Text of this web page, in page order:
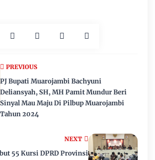
NEXT
55 Kursi DPRD Provinsi
PREVIOUS
PJ Bupati Muarojambi Bachyuni
Deliansyah, SH, MH Pamit Mundur Beri
Sinyal Mau Maju Di Pilbup Muarojambi
Tahun 2024